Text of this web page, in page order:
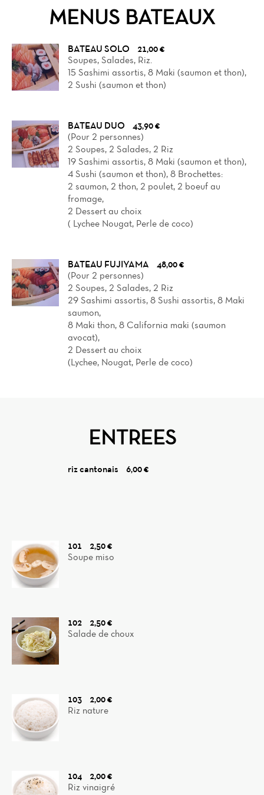
MENUS BATEAUX
BATEAU SOLO
21,00 €
Soupes, Salades, Riz.
15 Sashimi assortis, 8 Maki (saumon et thon),
2 Sushi (saumon et thon)
BATEAU DUO
43,90 €
(Pour 2 personnes)
2 Soupes, 2 Salades, 2 Riz
19 Sashimi assortis, 8 Maki (saumon et thon),
4 Sushi (saumon et thon), 8 Brochettes:
2 saumon, 2 thon, 2 poulet, 2 boeuf au
fromage,
2 Dessert au choix
( Lychee Nougat, Perle de coco)
BATEAU FUJIYAMA
48,00 €
(Pour 2 personnes)
2 Soupes, 2 Salades, 2 Riz
29 Sashimi assortis, 8 Sushi assortis, 8 Maki
saumon,
8 Maki thon, 8 California maki (saumon
avocat),
2 Dessert au choix
(Lychee, Nougat, Perle de coco)
ENTREES
riz cantonais 6,00 €
101
2,50 €
Soupe miso
102
2,50 €
Salade de choux
103
2,00 €
Riz nature
104
2,00 €
Riz vinaigré